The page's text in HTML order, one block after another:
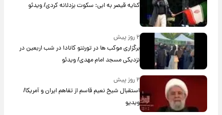
کنایه قیصر به ابی: سکوت بزدلانه کردی/ ویدئو
۲ روز پیش
برگزاری موکب ها در تورنتو کانادا در شب اربعین در
نزدیکی مسجد امام مهدی/ ویدئو
۲ روز پیش
استقبال شیخ نعیم قاسم از تفاهم ایران و آمریکا/
ویدیو